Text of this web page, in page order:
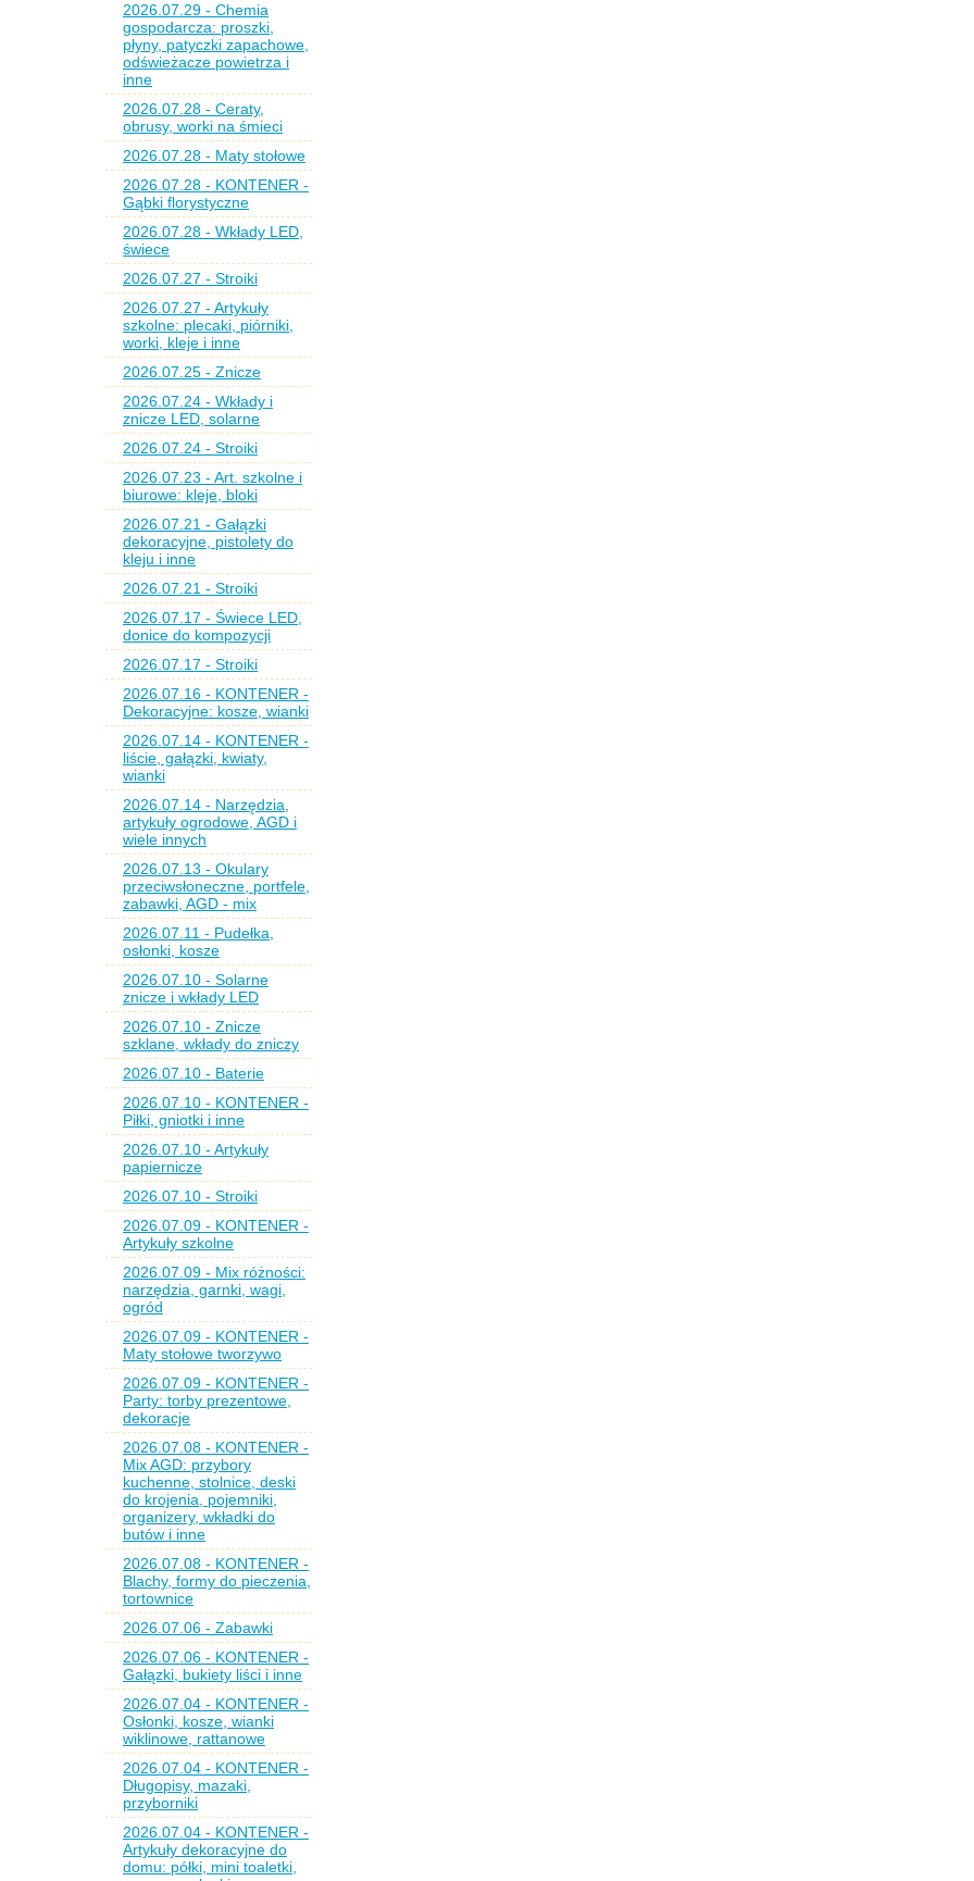
2026.07.29 - Chemia
gospodarcza: proszki,
płyny, patyczki zapachowe,
odświeżacze powietrza i
inne
2026.07.28 - Ceraty,
obrusy, worki na śmieci
2026.07.28 - Maty stołowe
2026.07.28 - KONTENER -
Gąbki florystyczne
2026.07.28 - Wkłady LED,
świece
2026.07.27 - Stroiki
2026.07.27 - Artykuły
szkolne: plecaki, piórniki,
worki, kleje i inne
2026.07.25 - Znicze
2026.07.24 - Wkłady i
znicze LED, solarne
2026.07.24 - Stroiki
2026.07.23 - Art. szkolne i
biurowe: kleje, bloki
2026.07.21 - Gałązki
dekoracyjne, pistolety do
kleju i inne
2026.07.21 - Stroiki
2026.07.17 - Świece LED,
donice do kompozycji
2026.07.17 - Stroiki
2026.07.16 - KONTENER -
Dekoracyjne: kosze, wianki
2026.07.14 - KONTENER -
liście, gałązki, kwiaty,
wianki
2026.07.14 - Narzędzia,
artykuły ogrodowe, AGD i
wiele innych
2026.07.13 - Okulary
przeciwsłoneczne, portfele,
zabawki, AGD - mix
2026.07.11 - Pudełka,
osłonki, kosze
2026.07.10 - Solarne
znicze i wkłady LED
2026.07.10 - Znicze
szklane, wkłady do zniczy
2026.07.10 - Baterie
2026.07.10 - KONTENER -
Piłki, gniotki i inne
2026.07.10 - Artykuły
papiernicze
2026.07.10 - Stroiki
2026.07.09 - KONTENER -
Artykuły szkolne
2026.07.09 - Mix różności:
narzędzia, garnki, wagi,
ogród
2026.07.09 - KONTENER -
Maty stołowe tworzywo
2026.07.09 - KONTENER -
Party: torby prezentowe,
dekoracje
2026.07.08 - KONTENER -
Mix AGD: przybory
kuchenne, stolnice, deski
do krojenia, pojemniki,
organizery, wkładki do
butów i inne
2026.07.08 - KONTENER -
Blachy, formy do pieczenia,
tortownice
2026.07.06 - Zabawki
2026.07.06 - KONTENER -
Gałązki, bukiety liści i inne
2026.07.04 - KONTENER -
Osłonki, kosze, wianki
wiklinowe, rattanowe
2026.07.04 - KONTENER -
Długopisy, mazaki,
przyborniki
2026.07.04 - KONTENER -
Artykuły dekoracyjne do
domu: półki, mini toaletki,